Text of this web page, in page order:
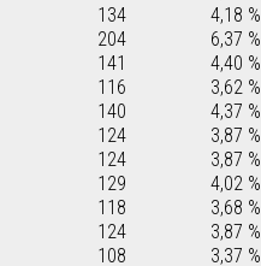
134
4,18 %
204
6,37 %
141
4,40 %
116
3,62 %
140
4,37 %
124
3,87 %
124
3,87 %
129
4,02 %
118
3,68 %
124
3,87 %
108 3,37 %